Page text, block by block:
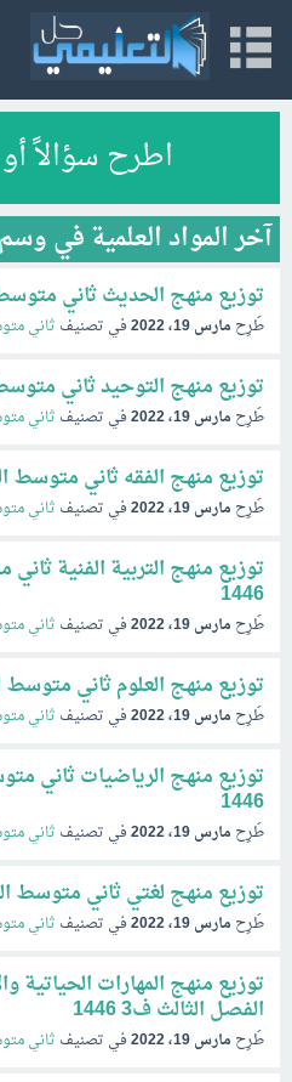
اطرح سؤالاً
آخر المواد العلمية في
توزيع منهج الحديث ثاني متوسط
طُرِح مارس 19، 2022 في تصنيف ثاني
توزيع منهج التوحيد ثاني متوسط
طُرِح مارس 19، 2022 في تصنيف ثاني
توزيع منهج الفقه ثاني متوسط
طُرِح مارس 19، 2022 في تصنيف ثاني
1446
طُرِح مارس 19، 2022 في تصنيف ثاني
توزيع منهج العلوم ثاني متوسط
طُرِح مارس 19، 2022 في تصنيف ثاني
1446
طُرِح مارس 19، 2022 في تصنيف ثاني
توزيع منهج لغتي ثاني متوسط
طُرِح مارس 19، 2022 في تصنيف ثاني
توزيع منهج المهارات الحياتية
الفصل الثالث ف3 1446
طُرِح مارس 19، 2022 في تصنيف ثاني